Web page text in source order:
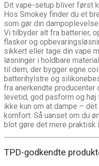
Dit vape-setup bliver først
Hos Smokey finder du et
som gør din
Vi tilbyder alt fra batterier,
flasker og
sikkert eller tage din vape
løsninger i holdbare
til dem, der bygger egne
batterihylstre og
fra anerkendte producenter
levetid, god pasform og
ikke kun om at dampe –
komfort. Så uanset om du
blot gøre det mere praktisk
TPD-godkendte